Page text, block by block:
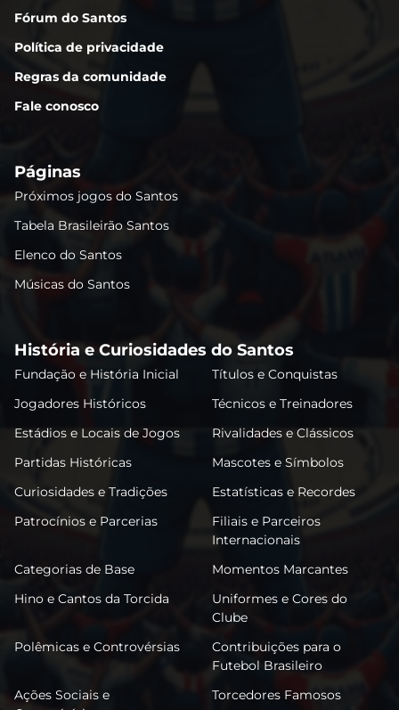
Fórum do Santos
Política de privacidade
Regras da comunidade
Fale conosco
Páginas
Próximos jogos do Santos
Tabela Brasileirão Santos
Elenco do Santos
Músicas do Santos
História e Curiosidades do Santos
Fundação e História Inicial
Títulos e Conquistas
Jogadores Históricos
Técnicos e Treinadores
Estádios e Locais de Jogos
Rivalidades e Clássicos
Partidas Históricas
Mascotes e Símbolos
Curiosidades e Tradições
Estatísticas e Recordes
Patrocínios e Parcerias
Filiais e Parceiros
Internacionais
Categorias de Base
Momentos Marcantes
Hino e Cantos da Torcida
Uniformes e Cores do
Clube
Polêmicas e Controvérsias
Contribuições para o
Futebol Brasileiro
Ações Sociais e
Torcedores Famosos